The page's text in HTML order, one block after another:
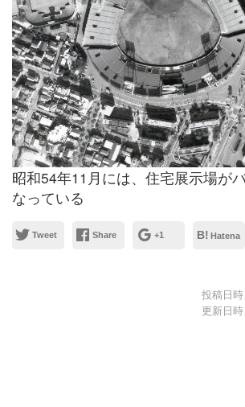
昭和54年11月には、住宅展示場が
なっている
Tweet Share +1 B! Hatena
投稿日
更新日